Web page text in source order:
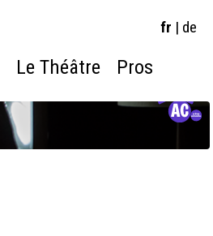
fr | de
Le Théâtre Pros